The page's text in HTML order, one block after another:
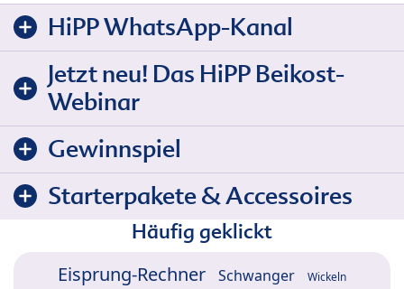
HiPP WhatsApp-Kanal
Jetzt neu! Das HiPP Beikost-
Webinar
Gewinnspiel
Starterpakete & Accessoires
Häufig geklickt
Eisprung-Rechner Schwanger Wickeln